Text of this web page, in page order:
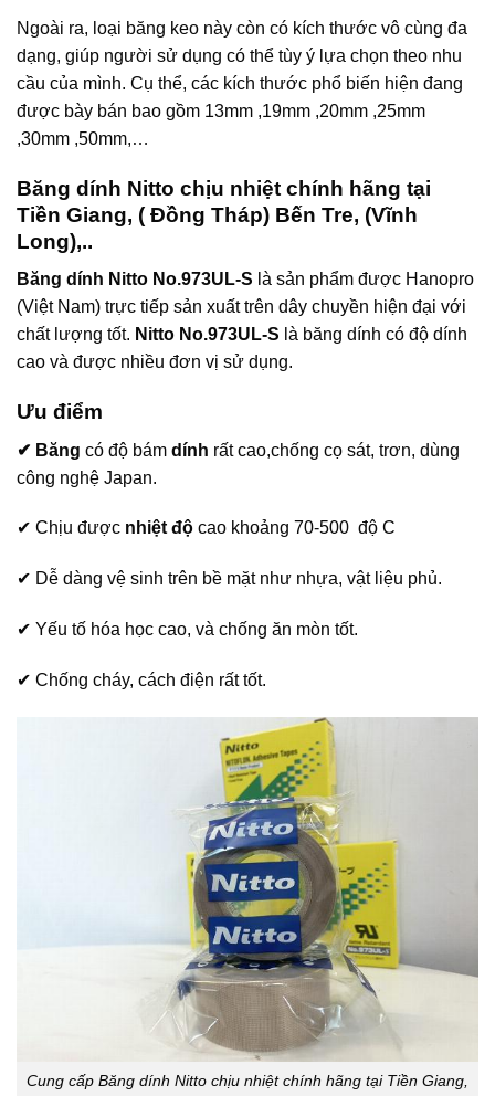
Ngoài ra, loại băng keo này còn có kích thước vô cùng đa
dạng, giúp người sử dụng có thể tùy ý lựa chọn theo nhu
cầu của mình. Cụ thể, các kích thước phổ biến hiện đang
được bày bán bao gồm 13mm ,19mm ,20mm ,25mm
,30mm ,50mm,…
Băng dính Nitto chịu nhiệt chính hãng tại
Tiền Giang, ( Đồng Tháp) Bến Tre, (Vĩnh
Long),..
Băng dính Nitto No.973UL-S là sản phẩm được Hanopro
(Việt Nam) trực tiếp sản xuất trên dây chuyền hiện đại với
chất lượng tốt. Nitto No.973UL-S là băng dính có độ dính
cao và được nhiều đơn vị sử dụng.
Ưu điểm
✔ Băng có độ bám dính rất cao,chống cọ sát, trơn, dùng
công nghệ Japan.
✔ Chịu được nhiệt độ cao khoảng 70-500 độ C
✔ Dễ dàng vệ sinh trên bề mặt như nhựa, vật liệu phủ.
✔ Yếu tố hóa học cao, và chống ăn mòn tốt.
✔ Chống cháy, cách điện rất tốt.
Cung cấp Băng dính Nitto chịu nhiệt chính hãng tại Tiền Giang,